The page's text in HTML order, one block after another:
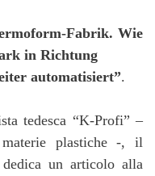
Fabrik. Wie
in Richtung
automatisiert”.
tedesca “K-Profi” –
plastiche -, il
un articolo alla